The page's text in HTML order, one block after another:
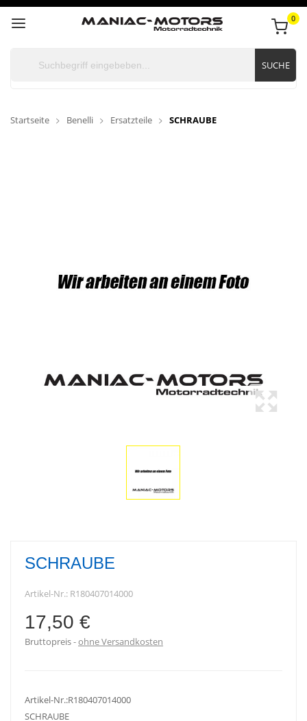
0
SUCHE
Startseite Benelli Ersatzteile SCHRAUBE
SCHRAUBE
Artikel-Nr.: R180407014000
17,50 €
Bruttopreis ohne Versandkosten
Artikel-Nr.:R180407014000
SCHRAUBE